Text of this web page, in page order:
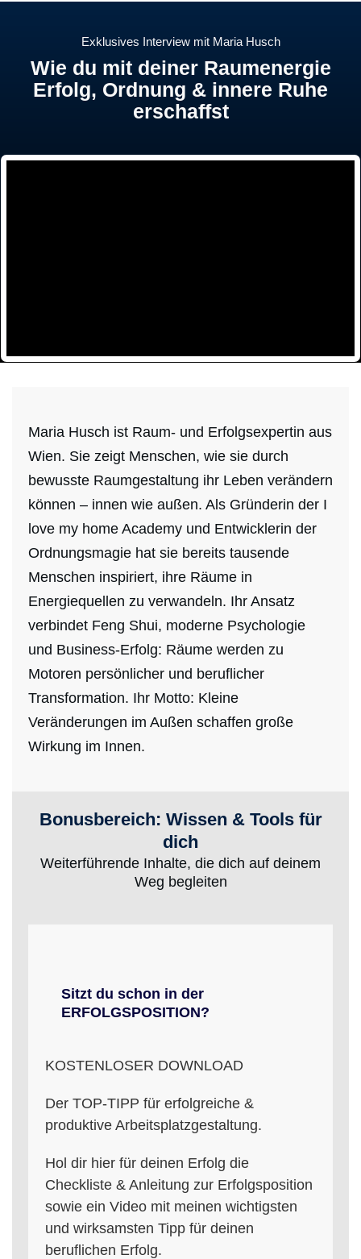
Exklusives Interview mit Maria Husch
Wie du mit deiner Raumenergie
Erfolg, Ordnung & innere Ruhe
erschaffst
Maria Husch ist Raum- und Erfolgsexpertin aus
Wien. Sie zeigt Menschen, wie sie durch
bewusste Raumgestaltung ihr Leben verändern
können – innen wie außen. Als Gründerin der I
love my home Academy und Entwicklerin der
Ordnungsmagie hat sie bereits tausende
Menschen inspiriert, ihre Räume in
Energiequellen zu verwandeln. Ihr Ansatz
verbindet Feng Shui, moderne Psychologie
und Business-Erfolg: Räume werden zu
Motoren persönlicher und beruflicher
Transformation. Ihr Motto: Kleine
Veränderungen im Außen schaffen große
Wirkung im Innen.
Bonusbereich: Wissen & Tools für
dich
Weiterführende Inhalte, die dich auf deinem
Weg begleiten
Sitzt du schon in der
ERFOLGSPOSITION?
KOSTENLOSER DOWNLOAD
Der TOP-TIPP für erfolgreiche &
produktive Arbeitsplatzgestaltung.
Hol dir hier für deinen Erfolg die
Checkliste & Anleitung zur Erfolgsposition
sowie ein Video mit meinen wichtigsten
und wirksamsten Tipp für deinen
beruflichen Erfolg.